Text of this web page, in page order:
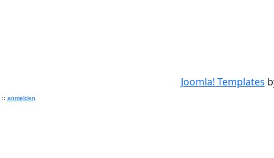
Joomla! Templates
:: anmelden